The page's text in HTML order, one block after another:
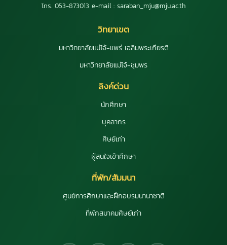
โทร. 053-873013 e-mail : saraban_mju@mju.ac.th
วิทยาเขต
มหาวิทยาลัยแม่โจ้-แพร่ เฉลิมพระเกียรติ
มหาวิทยาลัยแม่โจ้-ชุมพร
ลิงค์ด่วน
นักศึกษา
บุคลากร
ศิษย์เก่า
ผู้สนใจเข้าศึกษา
ที่พัก/สัมมนา
ศูนย์การศึกษาและฝึกอบรมนานาชาติ
ที่พักสมาคมศิษย์เก่า